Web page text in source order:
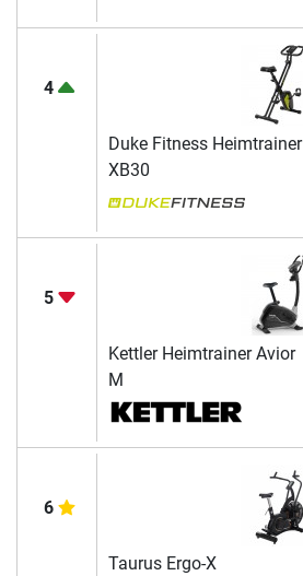
4
Duke Fitness Heimtrainer
XB30
5
Kettler Heimtrainer Avior
M
6
Taurus Ergo-X